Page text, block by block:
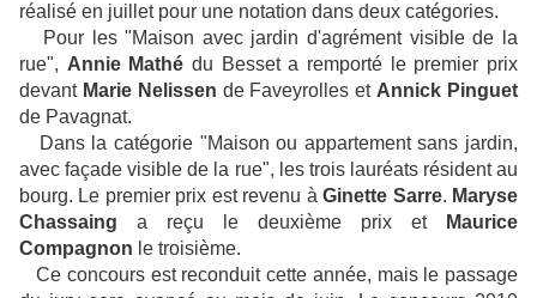
réalisé en juillet pour une notation dans deux catégories.
Pour les "Maison avec jardin d'agrément visible de la
rue", Annie Mathé du Besset a remporté le premier prix
devant Marie Nelissen de Faveyrolles et Annick Pinguet
de Pavagnat.
Dans la catégorie "Maison ou appartement sans jardin,
avec façade visible de la rue", les trois lauréats résident au
bourg. Le premier prix est revenu àGinette Sarre. Maryse
Chassaing a reçu le deuxième prix et
Maurice
Compagnon le troisième.
Ce concours est reconduit cette année, mais le passage